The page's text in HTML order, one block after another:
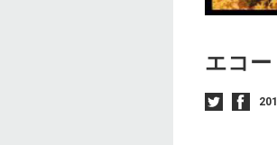
エコ